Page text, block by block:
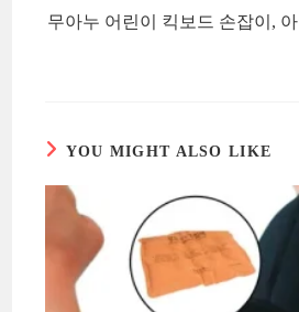
무아누 어린이 킥보드 손잡이,
YOU MIGHT ALSO LIKE